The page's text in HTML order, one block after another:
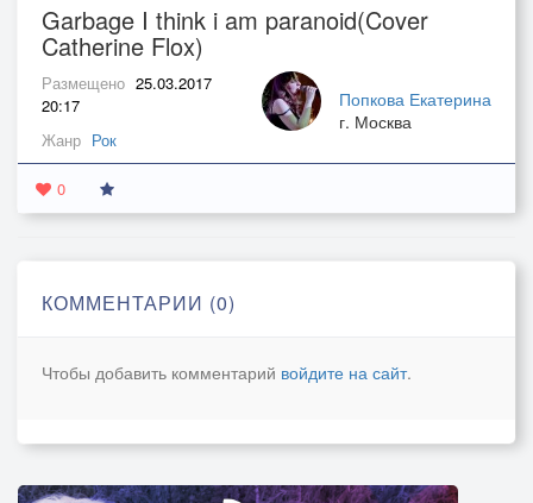
Garbage I think i am paranoid(Cover
Catherine Flox)
Попкова Екатерина
г. Москва
Размещено 25.03.2017
20:17
Жанр Рок
0
КОММЕНТАРИИ (0)
Чтобы добавить комментарий войдите на сайт.